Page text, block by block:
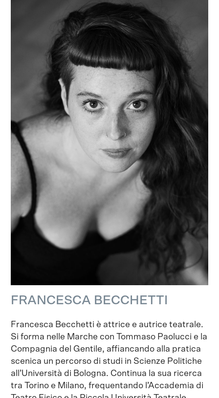
FRANCESCA BECCHETTI
Francesca Becchetti è attrice e autrice teatrale.
Si forma nelle Marche con Tommaso Paolucci e la
Compagnia del Gentile, affiancando alla pratica
scenica un percorso di studi in Scienze Politiche
all’Università di Bologna. Continua la sua ricerca
tra Torino e Milano, frequentando l’Accademia di